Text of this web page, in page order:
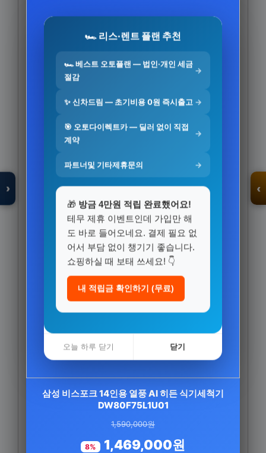
› ‹
🏎️ 리스·렌트 플랜 추천
🏎️ 베스트 오토플랜 — 법인·개인 세금
절감
→
✨ 신차드림 — 초기비용 0원 즉시출고 →
🎯 오토다이렉트카 — 딜러 없이 직접
계약
→
파트너및 기타제휴문의 →
🎁 방금 4만원 적립 완료했어요!
테무 제휴 이벤트인데 가입만 해
도 바로 들어오네요. 결제 필요 없
어서 부담 없이 챙기기 좋습니다.
쇼핑하실 때 보태 쓰세요! 👇
내 적립금 확인하기 (무료)
오늘 하루 닫기 닫기
CJ 멜라메이트 트리플액션 식물성 멜라토닌 2mg
30정, 2개
43,800원
56% 19,400원
삼성 비스포크 14인용 열풍 AI 히든 식기세척기
DW80F75L1U01
1,590,000원
8% 1,469,000원